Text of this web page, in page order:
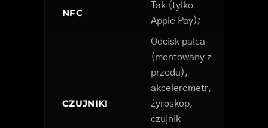
NFC
Tak (tylko
Apple Pay);
CZUJNIKI
Odcisk palca
(montowany z
przodu),
akcelerometr,
żyroskop,
czujnik